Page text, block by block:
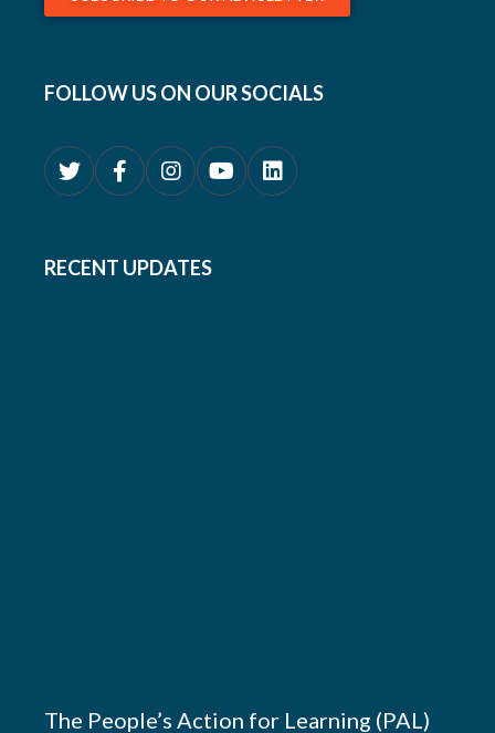
FOLLOW US ON OUR SOCIALS
RECENT UPDATES
The People’s Action for Learning (PAL)